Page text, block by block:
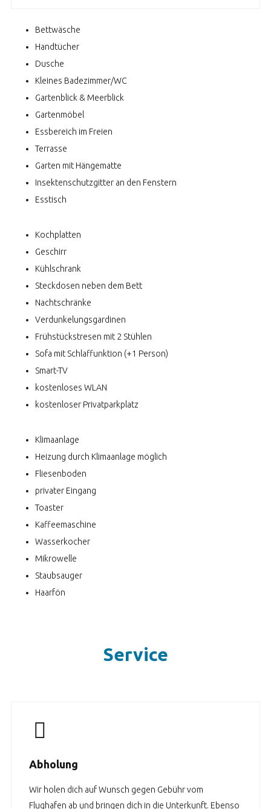
Bettwäsche
Handtücher
Dusche
Kleines Badezimmer/WC
Gartenblick & Meerblick
Gartenmöbel
Essbereich im Freien
Terrasse
Garten mit Hängematte
Insektenschutzgitter an den Fenstern
Esstisch
Kochplatten
Geschirr
Kühlschrank
Steckdosen neben dem Bett
Nachtschränke
Verdunkelungsgardinen
Frühstückstresen mit 2 Stühlen
Sofa mit Schlaffunktion (+1 Person)
Smart-TV
kostenloses WLAN
kostenloser Privatparkplatz
Klimaanlage
Heizung durch Klimaanlage möglich
Fliesenboden
privater Eingang
Toaster
Kaffeemaschine
Wasserkocher
Mikrowelle
Staubsauger
Haarfön
Service
Abholung
Wir holen dich auf Wunsch gegen Gebühr vom
Flughafen ab und bringen dich in die Unterkunft. Ebenso